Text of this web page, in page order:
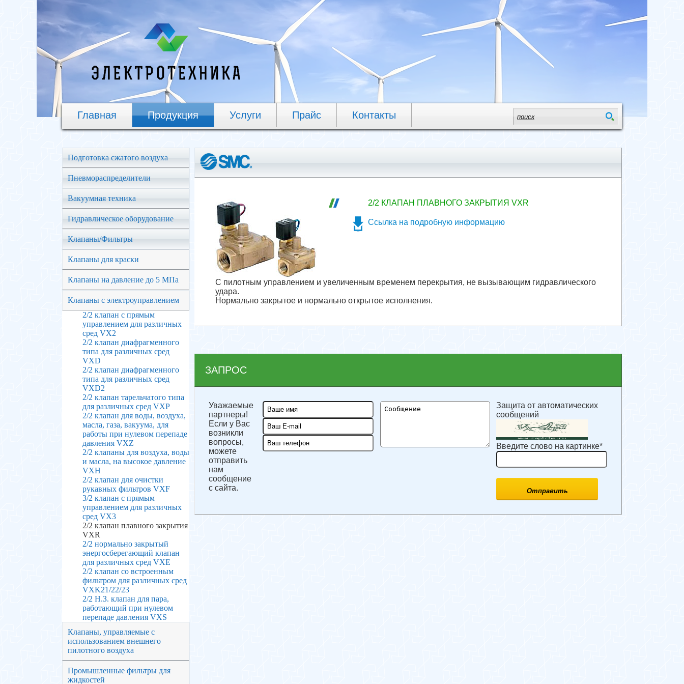
Главная Продукция Услуги Прайс Контакты
Подготовка сжатого воздуха
Пневмораспределители
Вакуумная техника
Гидравлическое оборудование
Клапаны/Фильтры
Клапаны для краски
Клапаны на давление до 5 МПа
Клапаны с электроуправлением
2/2 клапан с прямым
управлением для различных
сред VX2
2/2 клапан диафрагменного
типа для различных сред
VXD
2/2 клапан диафрагменного
типа для различных сред
VXD2
2/2 клапан тарельчатого типа
для различных сред VXP
2/2 клапан для воды, воздуха,
масла, газа, вакуума, для
работы при нулевом перепаде
давления VXZ
2/2 клапаны для воздуха, воды
и масла, на высокое давление
VXH
2/2 клапан для очистки
рукавных фильтров VXF
3/2 клапан с прямым
управлением для различных
сред VX3
2/2 клапан плавного закрытия
VXR
2/2 нормально закрытый
энергосберегающий клапан
для различных сред VXE
2/2 клапан со встроенным
фильтром для различных сред
VXK21/22/23
2/2 Н.З. клапан для пара,
работающий при нулевом
перепаде давления VXS
Клапаны, управляемые с
использованием внешнего
пилотного воздуха
Промышленные фильтры для
жидкостей
2/2 КЛАПАН ПЛАВНОГО ЗАКРЫТИЯ VXR
Ссылка на подробную информацию
С пилотным управлением и увеличенным временем перекрытия, не вызывающим гидравлического
удара.
Нормально закрытое и нормально открытое исполнения.
ЗАПРОС
Уважаемые
партнеры!
Если у Вас
возникли
вопросы,
можете
отправить
нам
сообщение
с сайта.
Защита от автоматических
сообщений
Введите слово на картинке*